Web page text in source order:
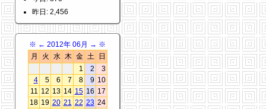
昨日: 2,456
※ ← 2012年 06月 → ※
月
火 水 木 金 土
日
1
2
3
4
5 6 7 8 9 10
11 12 13 14 15 16 17
18 19 20 21 22 23 24